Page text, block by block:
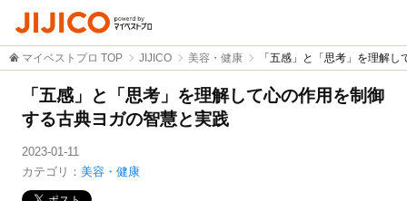
マイベストプロ TOP JIJICO 美容・健康 「五感」と「思考」を理解
「五感」と「思考」を理解して心の作用を制御
する古典ヨガの智慧と実践
2023-01-11
カテゴリ： 美容・健康